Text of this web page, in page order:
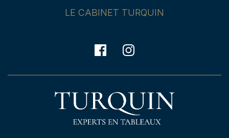
LE CABINET TURQUIN